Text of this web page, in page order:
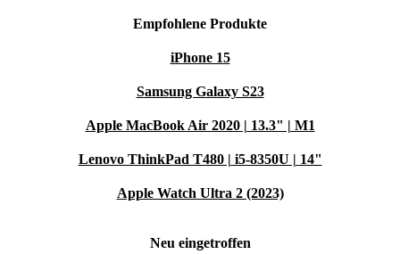
Empfohlene Produkte
iPhone 15
Samsung Galaxy S23
Apple MacBook Air 2020 | 13.3" | M1
Lenovo ThinkPad T480 | i5-8350U | 14"
Apple Watch Ultra 2 (2023)
Neu eingetroffen